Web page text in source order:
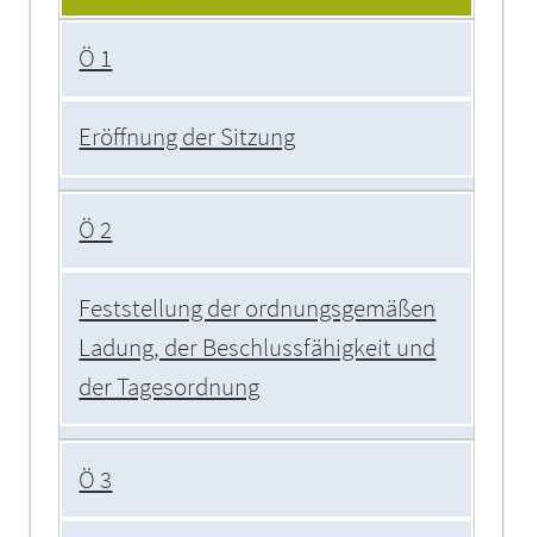
Ö 1
Eröffnung der Sitzung
Ö 2
Feststellung der ordnungsgemäßen
Ladung, der Beschlussfähigkeit und
der Tagesordnung
Ö 3